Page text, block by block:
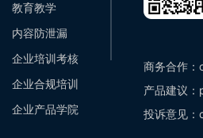
教育教学
内容防泄漏
企业培训考核
企业合规培训
企业产品学院
商务合作
产品建议
投诉意见